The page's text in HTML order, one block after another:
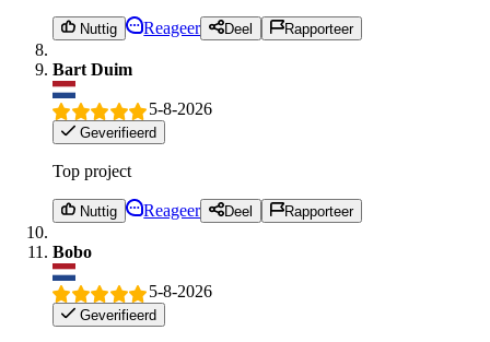
Nuttig Reageer Deel Rapporteer
Bart Duim
5-8-2026
Geverifieerd
Top project
Nuttig Reageer Deel Rapporteer
Bobo
5-8-2026
Geverifieerd